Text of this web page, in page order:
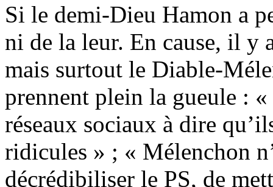
Si le demi-Dieu Hamon a
ni de la leur. En cause, il y
mais surtout le Diable-
prennent plein la gueule :
réseaux sociaux à dire
ridicules » ; « Mélenchon
décrédibiliser le PS, de